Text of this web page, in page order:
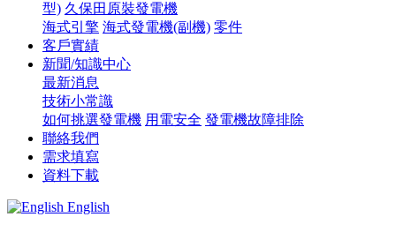
型) 久保田原裝發電機
海式引擎 海式發電機(副機) 零件
客戶實績
新聞/知識中心
最新消息
技術小常識
如何挑選發電機 用電安全 發電機故障排除
聯絡我們
需求填寫
資料下載
English